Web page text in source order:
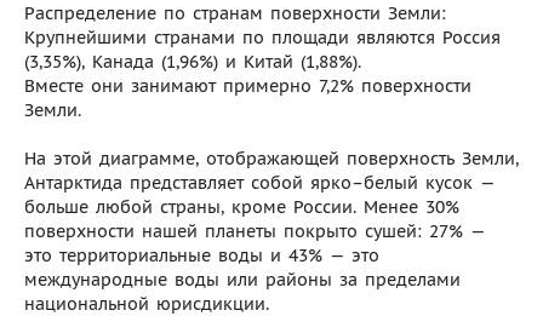
Распределение по странам поверхности Земли:
Крупнейшими странами по площади являются Россия
(3,35%), Канада (1,96%) и Китай (1,88%).
Вместе они занимают примерно 7,2% поверхности
Земли.
На этой диаграмме, отображающей поверхность Земли,
Антарктида представляет собой ярко–белый кусок —
больше любой страны, кроме России. Менее 30%
поверхности нашей планеты покрыто сушей: 27% —
это территориальные воды и 43% — это
международные воды или районы за пределами
национальной юрисдикции.